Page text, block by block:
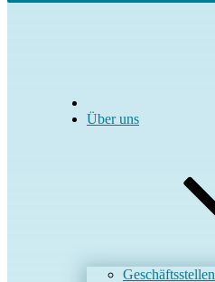
Über uns
Geschäftsstellen